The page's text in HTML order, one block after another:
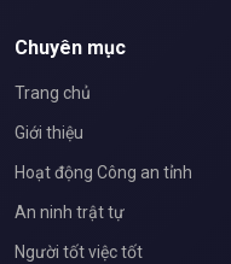
Chuyên mục
Trang chủ
Giới thiệu
Hoạt động Công an tỉnh
An ninh trật tự
Người tốt việc tốt